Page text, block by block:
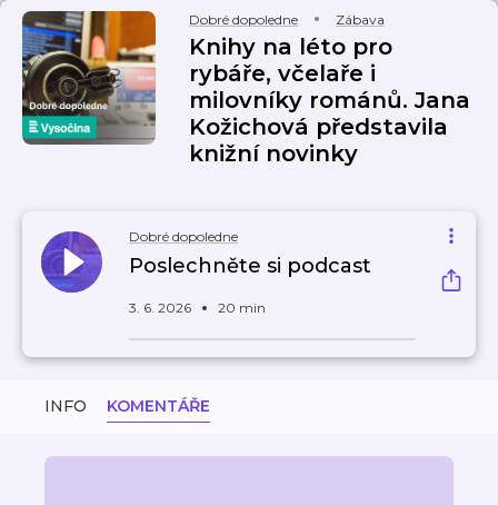
Dobré dopoledne Zábava
Knihy na léto pro
rybáře, včelaře i
milovníky románů. Jana
Kožichová představila
knižní novinky
Dobré dopoledne
Poslechněte si podcast
3. 6. 2026 20 min
INFO KOMENTÁŘE